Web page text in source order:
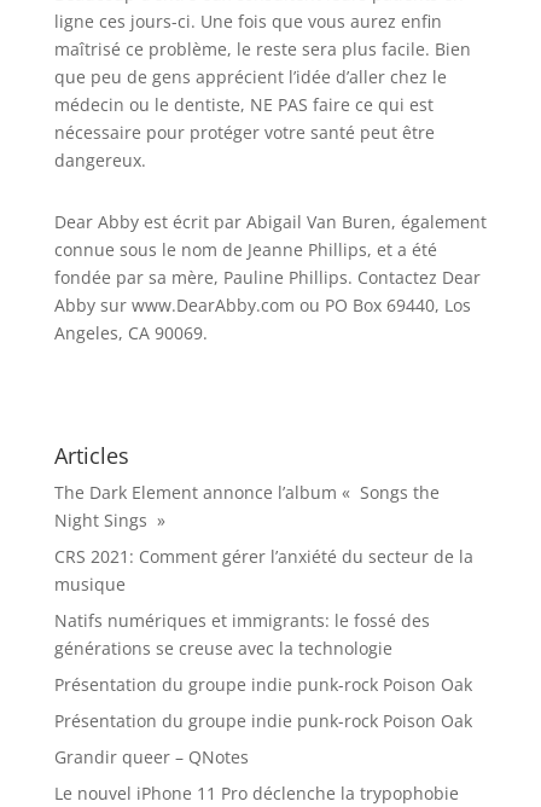
ligne ces jours-ci. Une fois que vous aurez enfin
maîtrisé ce problème, le reste sera plus facile. Bien
que peu de gens apprécient l’idée d’aller chez le
médecin ou le dentiste, NE PAS faire ce qui est
nécessaire pour protéger votre santé peut être
dangereux.
Dear Abby est écrit par Abigail Van Buren, également
connue sous le nom de Jeanne Phillips, et a été
fondée par sa mère, Pauline Phillips. Contactez Dear
Abby sur www.DearAbby.com ou PO Box 69440, Los
Angeles, CA 90069.
Articles
The Dark Element annonce l’album « Songs the
Night Sings »
CRS 2021: Comment gérer l’anxiété du secteur de la
musique
Natifs numériques et immigrants: le fossé des
générations se creuse avec la technologie
Présentation du groupe indie punk-rock Poison Oak
Présentation du groupe indie punk-rock Poison Oak
Grandir queer – QNotes
Le nouvel iPhone 11 Pro déclenche la trypophobie